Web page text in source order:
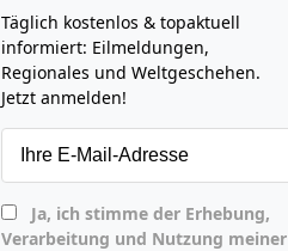
Täglich kostenlos & topaktuell
informiert: Eilmeldungen,
Regionales und Weltgeschehen.
Jetzt anmelden!
Verarbeitung und Nutzung meiner